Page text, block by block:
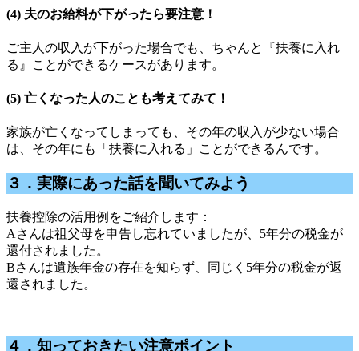
(4) 夫のお給料が下がったら要注意！
ご主人の収入が下がった場合でも、ちゃんと『扶養に入れ
る』ことができるケースがあります。
(5) 亡くなった人のことも考えてみて！
家族が亡くなってしまっても、その年の収入が少ない場合
は、その年にも「扶養に入れる」ことができるんです。
３．実際にあった話を聞いてみよう
扶養控除の活用例をご紹介します：
Aさんは祖父母を申告し忘れていましたが、5年分の税金が
還付されました。
Bさんは遺族年金の存在を知らず、同じく5年分の税金が返
還されました。
４．知っておきたい注意ポイント